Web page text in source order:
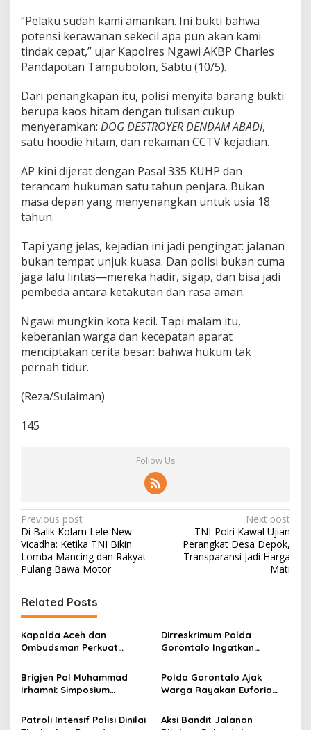
s
u
n
g
c
i
d
u
o
l
i
N
g
a
w
i
“Pelaku sudah kami amankan. Ini bukti bahwa
potensi kerawanan sekecil apa pun akan kami
tindak cepat,” ujar Kapolres Ngawi AKBP Charles
Pandapotan Tampubolon, Sabtu (10/5).
Dari penangkapan itu, polisi menyita barang bukti
berupa kaos hitam dengan tulisan cukup
menyeramkan: DOG DESTROYER DENDAM ABADI,
satu hoodie hitam, dan rekaman CCTV kejadian.
AP kini dijerat dengan Pasal 335 KUHP dan
terancam hukuman satu tahun penjara. Bukan
masa depan yang menyenangkan untuk usia 18
tahun.
Tapi yang jelas, kejadian ini jadi pengingat: jalanan
bukan tempat unjuk kuasa. Dan polisi bukan cuma
jaga lalu lintas—mereka hadir, sigap, dan bisa jadi
pembeda antara ketakutan dan rasa aman.
Ngawi mungkin kota kecil. Tapi malam itu,
keberanian warga dan kecepatan aparat
menciptakan cerita besar: bahwa hukum tak
pernah tidur.
(Reza/Sulaiman)
145
Follow Us
P
o
s
t
n
a
v
i
g
a
t
Previous post
Di Balik Kolam Lele New
Vicadha: Ketika TNI Bikin
Lomba Mancing dan Rakyat
Pulang Bawa Motor
Next post
TNI-Polri Kawal Ujian
Perangkat Desa Depok,
Transparansi Jadi Harga
Mati
Related Posts
Kapolda Aceh dan
Ombudsman Perkuat
Layanan Publik dan
Respons Pengaduan Warga
Dirreskrimum Polda
Gorontalo Ingatkan
Kekerasan Digital
Brigjen Pol Muhammad
Irhamni: Simposium
Masukan Penting Perkuat
Penegakan Hukum
Polda Gorontalo Ajak
Warga Rayakan Euforia
Tertib dan Aman
Patroli Intensif Polisi Dinilai
Aksi Bandit Jalanan